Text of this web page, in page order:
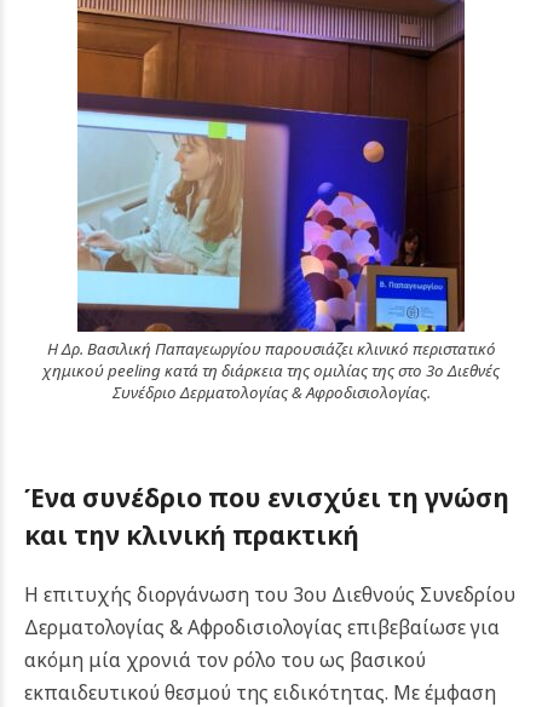
Η Δρ. Βασιλική Παπαγεωργίου παρουσιάζει κλινικό περιστατικό
χημικού peeling κατά τη διάρκεια της ομιλίας της στο 3ο Διεθνές
Συνέδριο Δερματολογίας & Αφροδισιολογίας.
Ένα συνέδριο που ενισχύει τη γνώση
και την κλινική πρακτική
Η επιτυχής διοργάνωση του 3ου Διεθνούς Συνεδρίου
Δερματολογίας & Αφροδισιολογίας επιβεβαίωσε για
ακόμη μία χρονιά τον ρόλο του ως βασικού
εκπαιδευτικού θεσμού της ειδικότητας. Με έμφαση